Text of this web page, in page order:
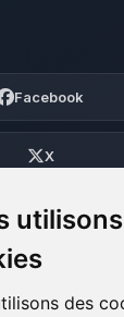
des
Facebook
X
Discord
Forum